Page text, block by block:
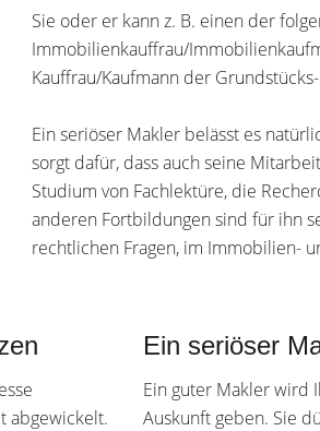
Sie oder er kann z. B. einen der
Immobilienkauffrau/
Kauffrau/Kaufmann der
Ein seriöser Makler belässt es
sorgt dafür, dass auch seine
Studium von Fachlektüre, die
anderen Fortbildungen sind für ihn
rechtlichen Fragen, im Immobilien-
abgewickelt.
Ein seriöser
Ein guter Makler wird
Auskunft geben. Sie